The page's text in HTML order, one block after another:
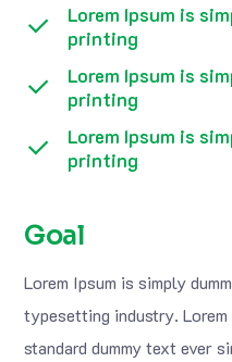
Lorem Ipsum is
printing
Lorem Ipsum is
printing
Lorem Ipsum is
printing
Goal
Lorem Ipsum is simply
typesetting industry. Lorem
standard dummy text ever